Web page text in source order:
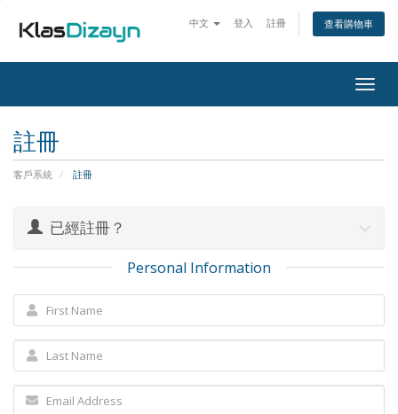
中文 登入 註冊 查看購物車
註冊
客戶系統 註冊
已經註冊？
Personal Information